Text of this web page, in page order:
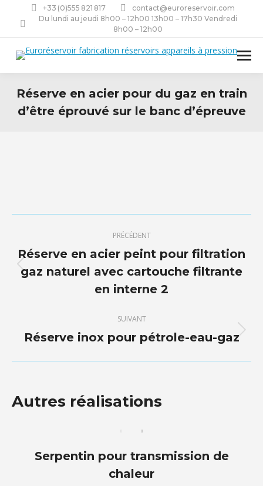
+33 (0)555 821 817
contact@euroreservoir.com
Du lundi au jeudi 8h00 – 12h00 13h00 – 17h30 Vendredi
8h00 – 12h00
Réserve en acier pour du gaz en train
d’être éprouvé sur le banc d’épreuve
de
commentaire
PRÉCÉDENT
Onglet
précédent
Réserve en acier peint pour filtration
gaz naturel avec cartouche filtrante
en interne 2
SUIVANT
Projets
Réserve inox pour pétrole-eau-gaz
Autres réalisations
Serpentin pour transmission de
chaleur